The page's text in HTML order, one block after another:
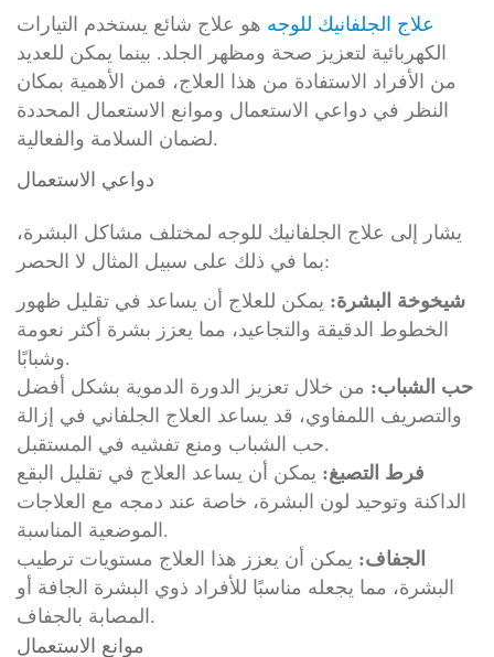
علاج الجلفانيك للوجه هو علاج شائع يستخدم التيارات
الكهربائية لتعزيز صحة ومظهر الجلد. بينما يمكن للعديد
من الأفراد الاستفادة من هذا العلاج، فمن الأهمية بمكان
النظر في دواعي الاستعمال وموانع الاستعمال المحددة
لضمان السلامة والفعالية.
دواعي الاستعمال
يشار إلى علاج الجلفانيك للوجه لمختلف مشاكل البشرة،
بما في ذلك على سبيل المثال لا الحصر:
شيخوخة البشرة: يمكن للعلاج أن يساعد في تقليل ظهور
الخطوط الدقيقة والتجاعيد، مما يعزز بشرة أكثر نعومة
وشبابًا.
حب الشباب: من خلال تعزيز الدورة الدموية بشكل أفضل
والتصريف اللمفاوي، قد يساعد العلاج الجلفاني في إزالة
حب الشباب ومنع تفشيه في المستقبل.
فرط التصبغ: يمكن أن يساعد العلاج في تقليل البقع
الداكنة وتوحيد لون البشرة، خاصة عند دمجه مع العلاجات
الموضعية المناسبة.
الجفاف: يمكن أن يعزز هذا العلاج مستويات ترطيب
البشرة، مما يجعله مناسبًا للأفراد ذوي البشرة الجافة أو
المصابة بالجفاف.
موانع الاستعمال